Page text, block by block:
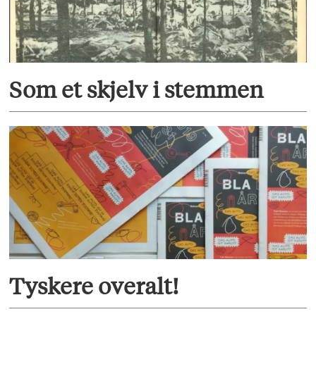
Som et skjelv i stemmen
Tyskere overalt!